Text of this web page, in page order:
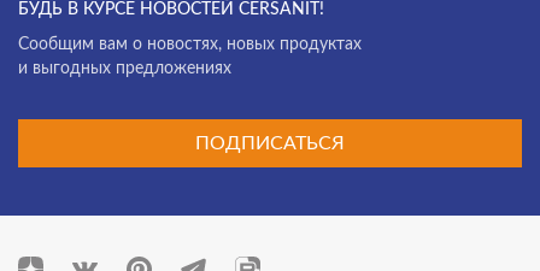
БУДЬ В КУРСЕ НОВОСТЕЙ CERSANIT!
Cообщим вам о новостях, новых продуктах
и выгодных предложениях
ПОДПИСАТЬСЯ